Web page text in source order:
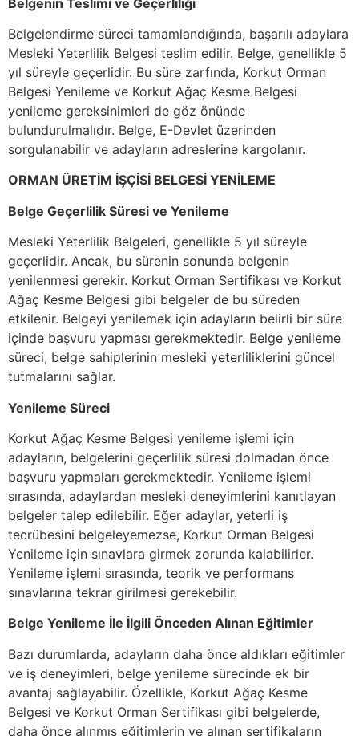
Belgelendirme süreci tamamlandığında, başarılı adaylara
Mesleki Yeterlilik Belgesi teslim edilir. Belge, genellikle 5
yıl süreyle geçerlidir. Bu süre zarfında, Korkut Orman
Belgesi Yenileme ve Korkut Ağaç Kesme Belgesi
yenileme gereksinimleri de göz önünde
bulundurulmalıdır. Belge, E-Devlet üzerinden
sorgulanabilir ve adayların adreslerine kargolanır.
ORMAN ÜRETİM İŞÇİSİ BELGESİ YENİLEME
Belge Geçerlilik Süresi ve Yenileme
Mesleki Yeterlilik Belgeleri, genellikle 5 yıl süreyle
geçerlidir. Ancak, bu sürenin sonunda belgenin
yenilenmesi gerekir. Korkut Orman Sertifikası ve Korkut
Ağaç Kesme Belgesi gibi belgeler de bu süreden
etkilenir. Belgeyi yenilemek için adayların belirli bir süre
içinde başvuru yapması gerekmektedir. Belge yenileme
süreci, belge sahiplerinin mesleki yeterliliklerini güncel
tutmalarını sağlar.
Yenileme Süreci
Korkut Ağaç Kesme Belgesi yenileme işlemi için
adayların, belgelerini geçerlilik süresi dolmadan önce
başvuru yapmaları gerekmektedir. Yenileme işlemi
sırasında, adaylardan mesleki deneyimlerini kanıtlayan
belgeler talep edilebilir. Eğer adaylar, yeterli iş
tecrübesini belgeleyemezse, Korkut Orman Belgesi
Yenileme için sınavlara girmek zorunda kalabilirler.
Yenileme işlemi sırasında, teorik ve performans
sınavlarına tekrar girilmesi gerekebilir.
Belge Yenileme İle İlgili Önceden Alınan Eğitimler
Bazı durumlarda, adayların daha önce aldıkları eğitimler
ve iş deneyimleri, belge yenileme sürecinde ek bir
avantaj sağlayabilir. Özellikle, Korkut Ağaç Kesme
Belgesi ve Korkut Orman Sertifikası gibi belgelerde,
daha önce alınmış eğitimlerin ve alınan sertifikaların